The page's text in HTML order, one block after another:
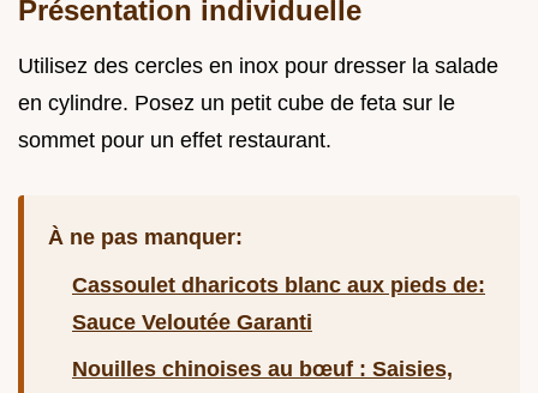
Présentation individuelle
Utilisez des cercles en inox pour dresser la salade
en cylindre. Posez un petit cube de feta sur le
sommet pour un effet restaurant.
À ne pas manquer:
Cassoulet dharicots blanc aux pieds de:
Sauce Veloutée Garanti
Nouilles chinoises au bœuf : Saisies,